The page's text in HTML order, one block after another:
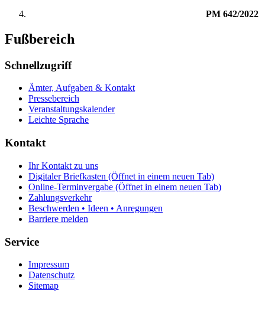
PM 642/2022
Fußbereich
Schnellzugriff
Ämter, Aufgaben & Kontakt
Pressebereich
Veranstaltungskalender
Leichte Sprache
Kontakt
Ihr Kontakt zu uns
Digitaler Briefkasten (Öffnet in einem neuen Tab)
Online-Terminvergabe (Öffnet in einem neuen Tab)
Zahlungsverkehr
Beschwerden • Ideen • Anregungen
Barriere melden
Service
Impressum
Datenschutz
Sitemap